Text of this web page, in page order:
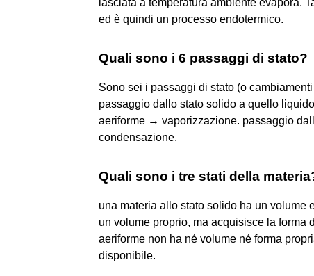
ed è quindi un processo endotermico.
Quali sono i 6 passaggi di stato?
Sono sei i passaggi di stato (o
passaggio dallo stato solido a quello
aeriforme → vaporizzazione. passaggio
condensazione.
Quali sono i tre stati della
una materia allo stato solido ha un volume
un volume proprio, ma acquisisce la forma
aeriforme non ha né volume né forma
disponibile.